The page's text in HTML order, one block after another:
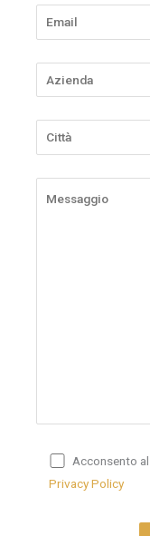
Acconsento
Privacy Policy